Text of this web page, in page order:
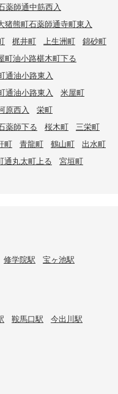
薬師通中筋西入
猪熊町石薬師通寺町東入
梶井町 上生洲町
錦砂町
町油小路椹木町下る
通油小路東入
通油小路東入
米屋町
原西入
栄町
薬師下る 桜木町
三栄町
町 青龍町 鶴山町
出水町
通丸太町上る
宮垣町
修学院駅
宝ヶ池駅
鞍馬口駅
今出川駅